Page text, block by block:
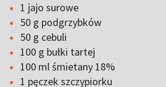
1 jajo surowe
50 g podgrzybków
50 g cebuli
100 g bułki tartej
100 ml śmietany 18%
1 pęczek szczypiorku